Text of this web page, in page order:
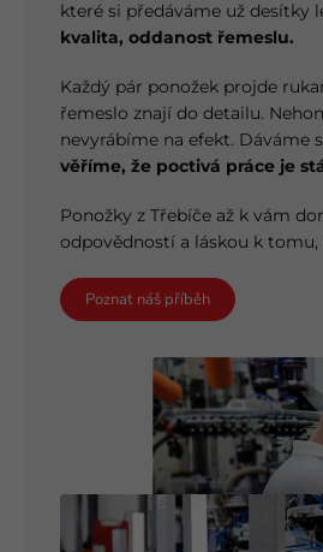
které si předáváme už desítky
kvalita, oddanost řemeslu.
Každý pár ponožek projde
řemeslo znají do detailu.
nevyrábíme na efekt. Dáváme
věříme, že poctivá práce je
Ponožky z Třebíče až k vám
odpovědností a láskou k tomu,
Poznat náš příběh